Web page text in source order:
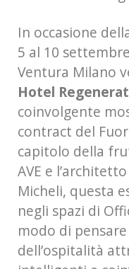
In occasione
5 al 10
Ventura Milano
Hotel
coinvolgente
contract del
capitolo della
AVE e
Micheli, questa
negli spazi di
modo di
dell’ospitalità